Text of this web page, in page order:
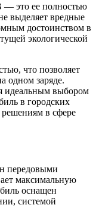
это ее полностью
выделяет вредные
достоинством в
экологической
что позволяет
одном заряде.
идеальным выбором
в городских
решениям в сфере
передовыми
максимальную
оснащен
системой